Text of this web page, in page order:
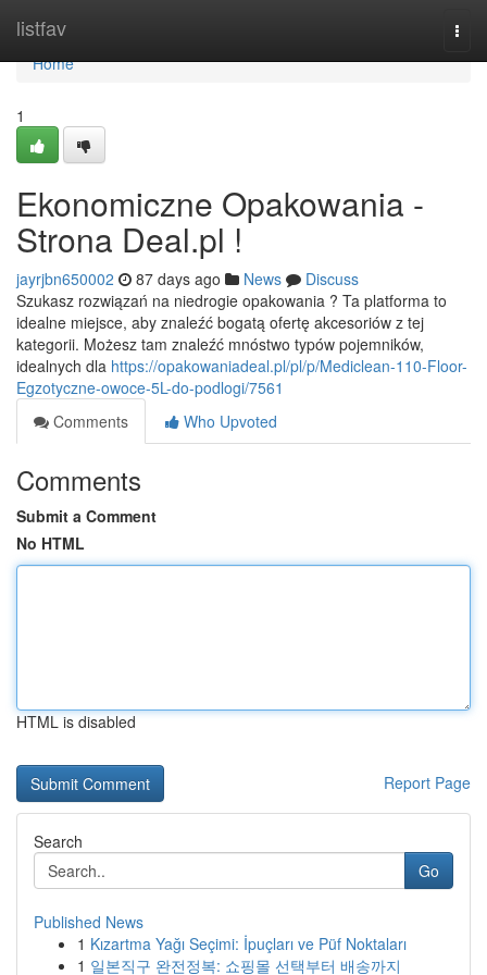
listfav
Home
Home
1
Ekonomiczne Opakowania -
Strona Deal.pl !
jayrjbn650002 87 days ago News
Discuss
Szukasz rozwiązań na niedrogie opakowania ? Ta platforma to
idealne miejsce, aby znaleźć bogatą ofertę akcesoriów z tej
kategorii. Możesz tam znaleźć mnóstwo typów pojemników,
idealnych dla https://opakowaniadeal.pl/pl/p/Mediclean-110-Floor-
Egzotyczne-owoce-5L-do-podlogi/7561
Comments
Who Upvoted
Comments
Submit a Comment
No HTML
HTML is disabled
Report Page
Search
Go
Published News
1 Kızartma Yağı Seçimi: İpuçları ve Püf Noktaları
1 일본직구 완전정복: 쇼핑몰 선택부터 배송까지